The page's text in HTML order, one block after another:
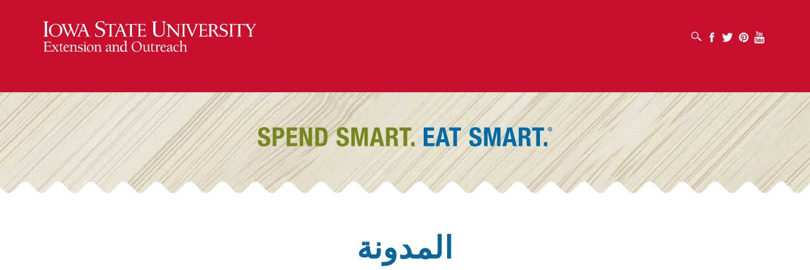
افتح مربع البحثFacebook TwitterPinterestYoutube
المدونة